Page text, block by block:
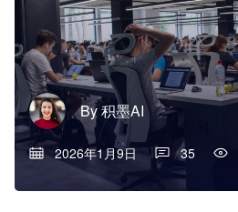
By积墨AI
2026年1月9日 35